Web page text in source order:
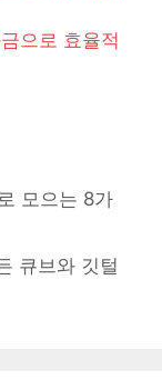
으로 효율적
모으는 8가
큐브와 깃털